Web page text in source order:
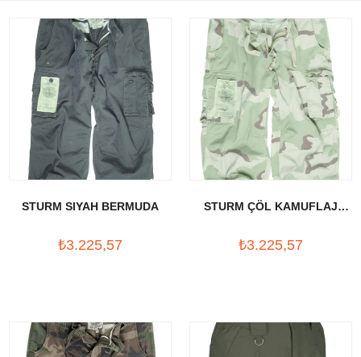
STURM SIYAH BERMUDA
₺3.225,57
STURM ÇÖL KAMUFLAJ
₺3.225,57